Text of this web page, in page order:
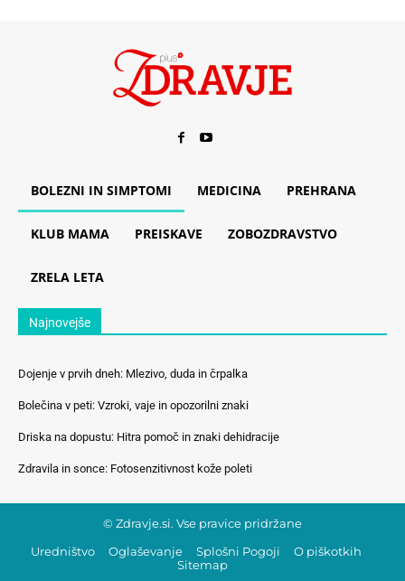
BOLEZNI IN SIMPTOMI MEDICINA PREHRANA
KLUB MAMA PREISKAVE ZOBOZDRAVSTVO
ZRELA LETA
Najnovejše
Dojenje v prvih dneh: Mlezivo, duda in črpalka
Bolečina v peti: Vzroki, vaje in opozorilni znaki
Driska na dopustu: Hitra pomoč in znaki dehidracije
Zdravila in sonce: Fotosenzitivnost kože poleti
© Zdravje.si. Vse pravice pridržane
Uredništvo
Oglaševanje Splošni Pogoji
O piškotkih
Sitemap